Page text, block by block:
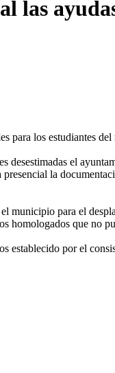
las
los estudiantes
desestimadas el
la
municipio para el
homologados que no
establecido por el